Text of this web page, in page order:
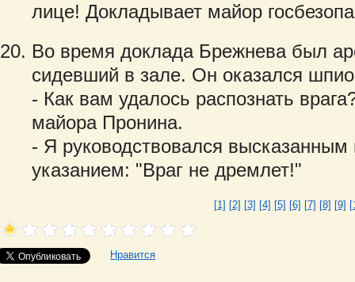
лице! Докладывает майор
Во время доклада Брежнева был
сидевший в зале. Он оказался
- Как вам удалось распознать
майора Пронина.
- Я руководствовался
указанием: "Враг не дремлет!"
[1] [2] [3] [4] [5] [6] [7] [8] [9]
Нравится